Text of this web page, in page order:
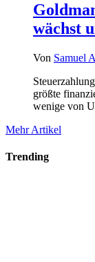
wächst
Von Samuel
größte
wenige von
Mehr Artikel
Trending